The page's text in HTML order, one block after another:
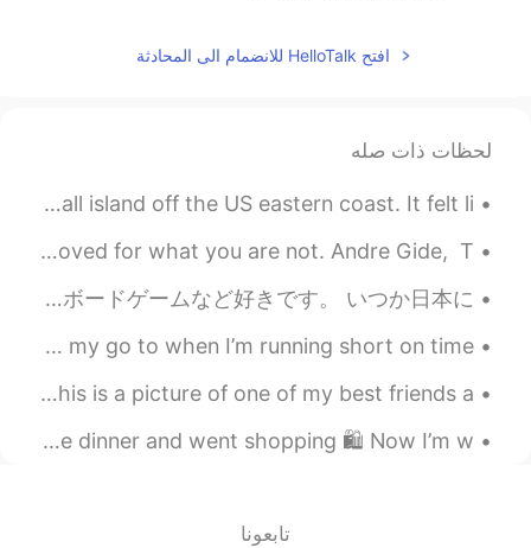
افتح HelloTalk للانضمام الى المحادثة
لحظات ذات صله
Last weekend I traveled to Puerto Rico. It is a small island off the US eastern coast. It felt li...
It is better to be hated for what you are than to be loved for what you are not. Andre Gide, T...
日本人のお友達が欲しい。気軽にメッセージを送って下さい。 僕は28歳。歌手とモデルです。ハーフイギリス人ですけど今はローマに住んでいます。武道や旅行するやボードゲームなど好きです。 いつか日本に...
This week has been a hectic one. So simple dinner’s are my go to when I’m running short on time. ...
I love cleaning and finding cute little treasures 🥰 This is a picture of one of my best friends a...
Had a day off to rest and go to the gym 🏋🏻‍♀️ After I ate dinner and went shopping 🛍 Now I’m w...
تابعونا